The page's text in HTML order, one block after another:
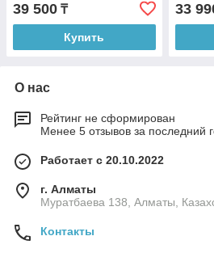
39 500 ₸
Купить
33
О нас
Рейтинг не сформирован
Менее 5 отзывов за последний
Работает с 20.10.2022
г. Алматы
Муратбаева 138, Алматы,
Контакты